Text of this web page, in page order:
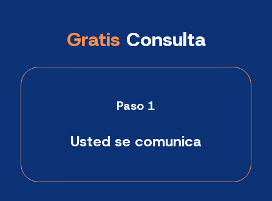
Gratis Consulta
Paso 1
Usted se comunica